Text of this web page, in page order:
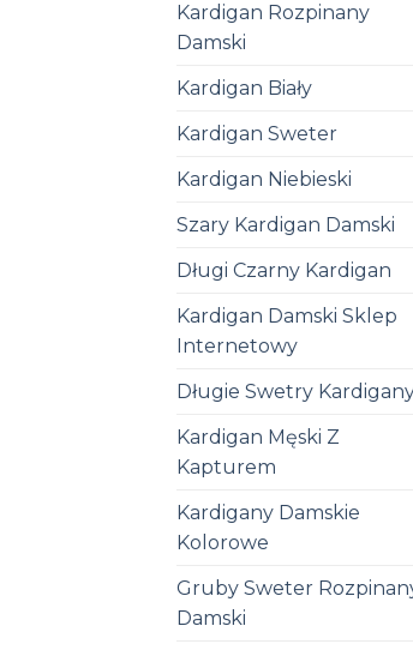
Kardigan Rozpinany
Damski
Kardigan Biały
Kardigan Sweter
Kardigan Niebieski
Szary Kardigan Damski
Długi Czarny Kardigan
Kardigan Damski Sklep
Internetowy
Długie Swetry
Kardigan Męski Z
Kapturem
Kardigany Damskie
Kolorowe
Gruby Sweter
Damski